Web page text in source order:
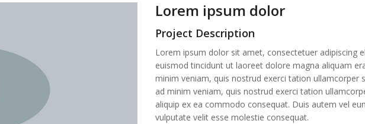
Lorem ipsum dolor
Project Description
Lorem ipsum dolor sit amet, consectetuer adipiscing
euismod tincidunt ut laoreet dolore magna aliquam
minim veniam, quis nostrud exerci tation ullamcorper
ad minim veniam, quis nostrud exerci tation
aliquip ex ea commodo consequat. Duis autem vel
vulputate velit esse molestie consequat.